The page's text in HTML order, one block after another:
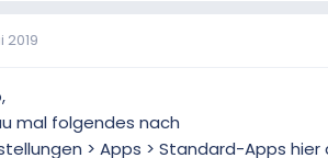
2019
mal folgendes nach
> Apps > Standard-Apps